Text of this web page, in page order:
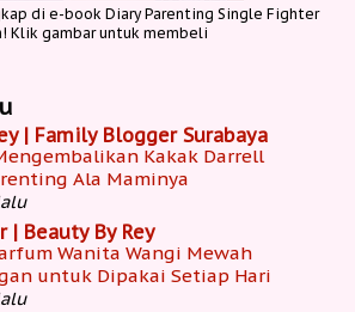
di e-book Diary Parenting Single Fighter
Klik gambar untuk membeli
| Family Blogger Surabaya
Kakak Darrell
Ala Maminya
| Beauty By Rey
Wanita Wangi Mewah
untuk Dipakai Setiap Hari